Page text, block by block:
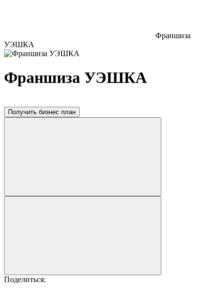
Франшиза
УЭШКА
Франшиза УЭШКА
Получить бизнес план
Поделиться: